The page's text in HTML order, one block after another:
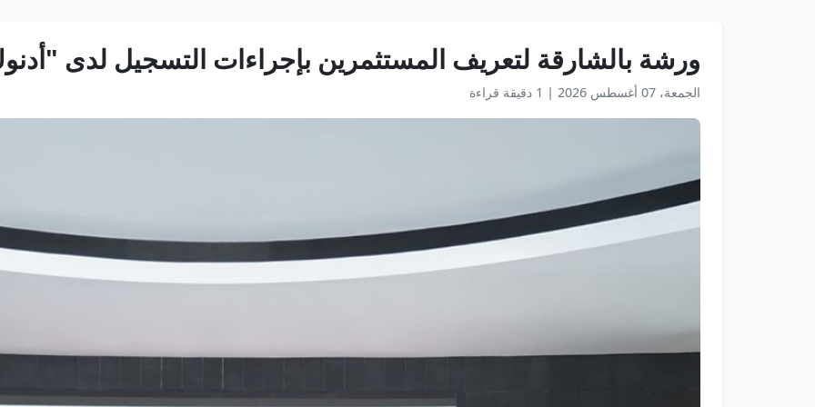
ورشة بالشارقة لتعريف المستثمرين بإجراءات التسجيل لدى
الجمعة، 07 أغسطس 2026 | 1 دقيقة قراءة